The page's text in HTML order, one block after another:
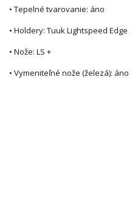
• Tepelné tvarovanie: áno
• Holdery: Tuuk Lightspeed Edge
• Nože: LS +
• Vymeniteľné nože (železá): áno